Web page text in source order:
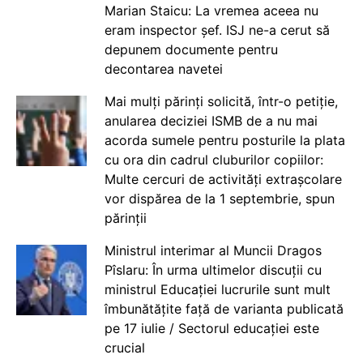
Marian Staicu: La vremea aceea nu
eram inspector șef. ISJ ne-a cerut să
depunem documente pentru
decontarea navetei
Mai mulți părinți solicită, într-o petiție,
anularea deciziei ISMB de a nu mai
acorda sumele pentru posturile la plata
cu ora din cadrul cluburilor copiilor:
Multe cercuri de activități extrașcolare
vor dispărea de la 1 septembrie, spun
părinții
Ministrul interimar al Muncii Dragos
Pîslaru: În urma ultimelor discuții cu
ministrul Educației lucrurile sunt mult
îmbunătățite față de varianta publicată
pe 17 iulie / Sectorul educației este
crucial